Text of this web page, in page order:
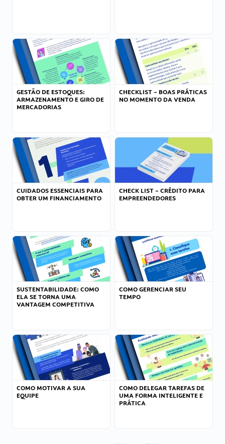
GESTÃO DE ESTOQUES:
ARMAZENAMENTO E GIRO DE
MERCADORIAS
CHECKLIST – BOAS PRÁTICAS
NO MOMENTO DA VENDA
CUIDADOS ESSENCIAIS PARA
OBTER UM FINANCIAMENTO
CHECK LIST – CRÉDITO PARA
EMPREENDEDORES
SUSTENTABILIDADE: COMO
ELA SE TORNA UMA
VANTAGEM COMPETITIVA
COMO GERENCIAR SEU
TEMPO
COMO MOTIVAR A SUA
EQUIPE
COMO DELEGAR TAREFAS DE
UMA FORMA INTELIGENTE E
PRÁTICA